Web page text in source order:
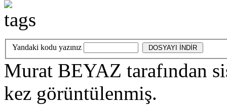
Yandaki kodu yazınız
Murat BEYAZ tarafından
kez görüntülenmiş.